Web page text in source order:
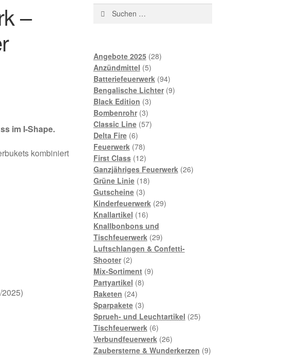
–
im I-Shape.
kombiniert
Suchen
nach:
Angebote 2025 2828
Anzündmittel 55
Produkte
Batteriefeuerwerk 9494
Produkte
Bengalische Lichter 99
Black Edition 33
Bombenrohr 33
Produkte
Classic Line 5757
Delta Fire 66
Produkte
Feuerwerk 7878
Produkte
First Class 1212
Produkte
Ganzjähriges Feuerwerk 2626
Grüne Linie 1818
Gutscheine 33
Produkte
Kinderfeuerwerk 2929
Knallartikel 1616
Produkte
Knallbonbons und
Tischfeuerwerk 2929
Produkte
Luftschlangen & Confetti-
Shooter 22
Produkte
Mix-Sortiment 99
Partyartikel 88
Raketen 2424
Produkte
Sparpakete 33
Produkte
Sprueh- und Leuchtartikel 2525
Tischfeuerwerk 66
Produkte
Verbundfeuerwerk 2626
Produkte
Zaubersterne & Wunderkerzen 99